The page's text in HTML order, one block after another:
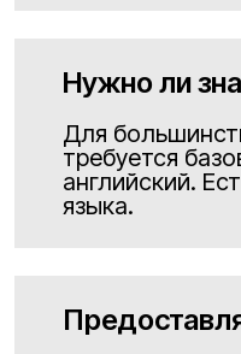
Нужно ли
Для
требуется
английский.
языка.